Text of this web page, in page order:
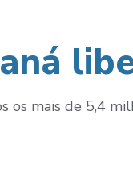
os mais de 5,4